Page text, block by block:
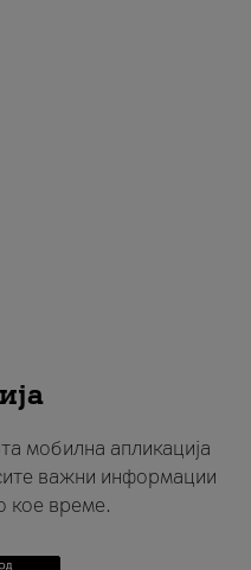
мобилна апликација
важни информации
кое време.